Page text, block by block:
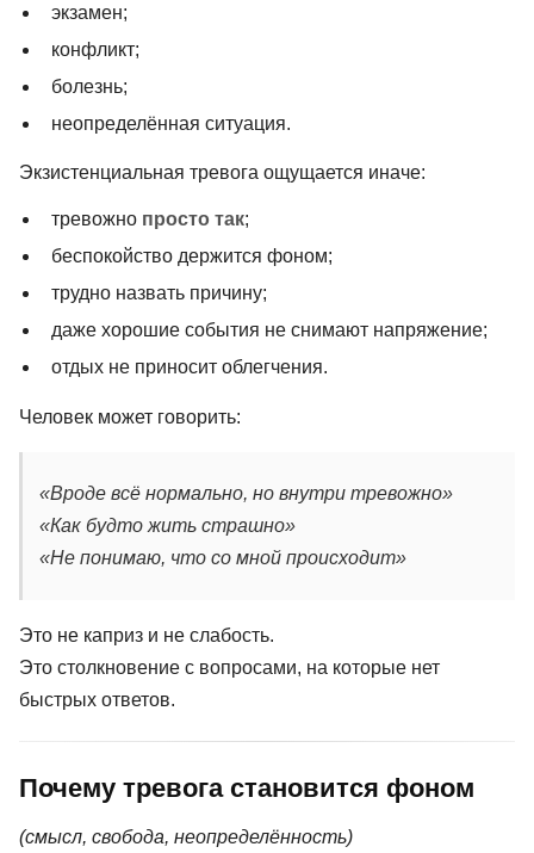
экзамен;
конфликт;
болезнь;
неопределённая ситуация.
Экзистенциальная тревога ощущается иначе:
тревожно просто так;
беспокойство держится фоном;
трудно назвать причину;
даже хорошие события не снимают напряжение;
отдых не приносит облегчения.
Человек может говорить:
«Вроде всё нормально, но внутри тревожно»
«Как будто жить страшно»
«Не понимаю, что со мной происходит»
Это не каприз и не слабость.
Это столкновение с вопросами, на которые нет
быстрых ответов.
Почему тревога становится фоном
(смысл, свобода, неопределённость)